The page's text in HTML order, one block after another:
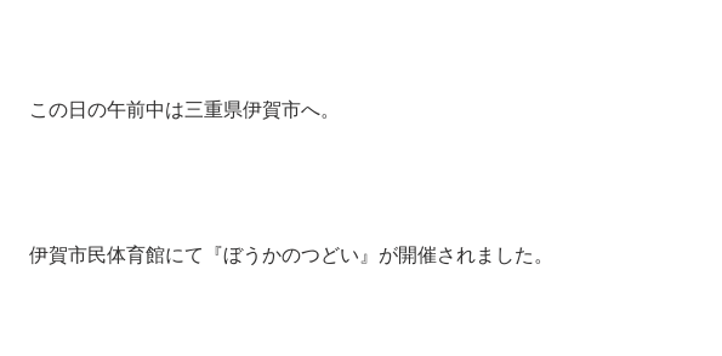
この日の午前中は三重県伊賀市へ。
伊賀市民体育館にて『ぼうかのつどい』が開催されました。